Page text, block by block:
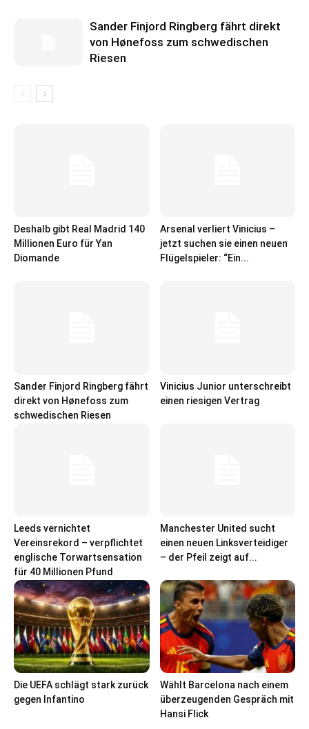
Sander Finjord Ringberg fährt direkt
von Hønefoss zum schwedischen
Riesen
Deshalb gibt Real Madrid 140
Millionen Euro für Yan
Diomande
Arsenal verliert Vinicius –
jetzt suchen sie einen neuen
Flügelspieler: “Ein...
Sander Finjord Ringberg fährt
direkt von Hønefoss zum
schwedischen Riesen
Vinicius Junior unterschreibt
einen riesigen Vertrag
Leeds vernichtet
Vereinsrekord – verpflichtet
englische Torwartsensation
für 40 Millionen Pfund
Manchester United sucht
einen neuen Linksverteidiger
– der Pfeil zeigt auf...
Die UEFA schlägt stark zurück
gegen Infantino
Wählt Barcelona nach einem
überzeugenden Gespräch mit
Hansi Flick